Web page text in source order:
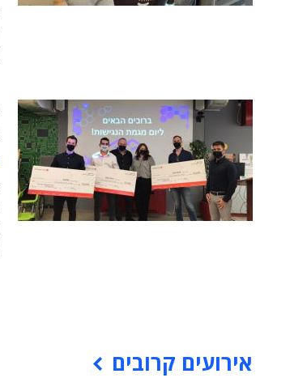
אירועים קרובים